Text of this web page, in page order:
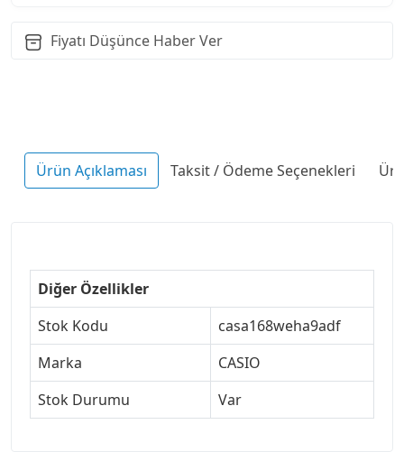
Fiyatı Düşünce Haber Ver
Ürün Açıklaması Taksit / Ödeme Seçenekleri
Diğer Özellikler
Stok Kodu
casa168weha9adf
Marka
CASIO
Stok Durumu
Var